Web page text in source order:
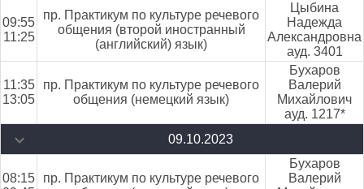
09:55
11:25
пр. Практикум по культуре речевого
общения (второй иностранный
(английский) язык)
Цыбина
Надежда
Александровна
ауд. 3401
11:35
13:05
пр. Практикум по культуре речевого
общения (немецкий язык)
Бухаров
Валерий
Михайлович
ауд. 1217*
09.10.2023
08:15
пр. Практикум по культуре речевого
Бухаров
Валерий